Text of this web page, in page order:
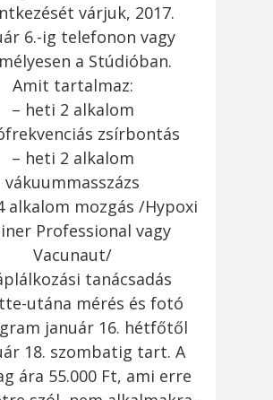
várjuk, 2017.
6.-ig telefonon vagy
a Stúdióban.
Amit tartalmaz:
– heti 2 alkalom
zsírbontás
– heti 2 alkalom
vákuummasszázs
alkalom mozgás /Hypoxi
Professional vagy
Vacunaut/
tanácsadás
utána mérés és fotó
január 16. hétfőtől
18. szombatig tart. A
ára 55.000 Ft, ami erre